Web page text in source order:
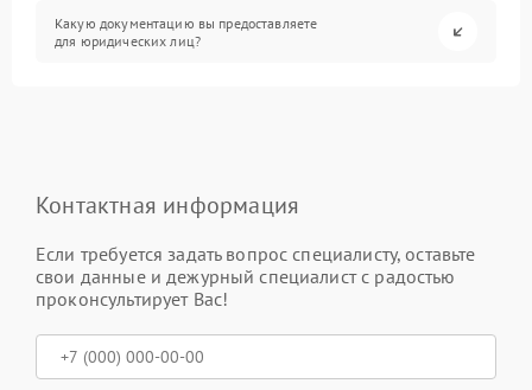
Какую документацию вы предоставляете
для юридических лиц?
Контактная информация
Если требуется задать вопрос специалисту, оставьте
свои данные и дежурный специалист с радостью
проконсультирует Вас!